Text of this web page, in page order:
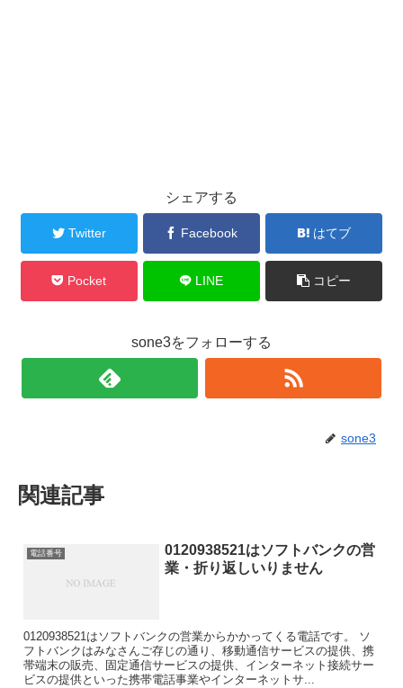
シェアする
Twitter Facebook はてブ
Pocket LINE コピー
sone3をフォローする
sone3
関連記事
電話番号
0120938521はソフトバンクの営
業・折り返しいりません
0120938521はソフトバンクの営業からかかってくる電話です。 ソ
フトバンクはみなさんご存じの通り、移動通信サービスの提供、携
帯端末の販売、固定通信サービスの提供、インターネット接続サー
ビスの提供といった携帯電話事業やインターネットサ...